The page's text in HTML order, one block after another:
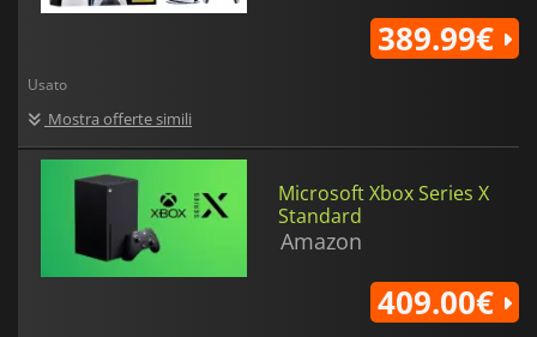
Usato
Mostra offerte simili
389.99€
Microsoft Xbox Series X
Standard
Amazon
409.00€